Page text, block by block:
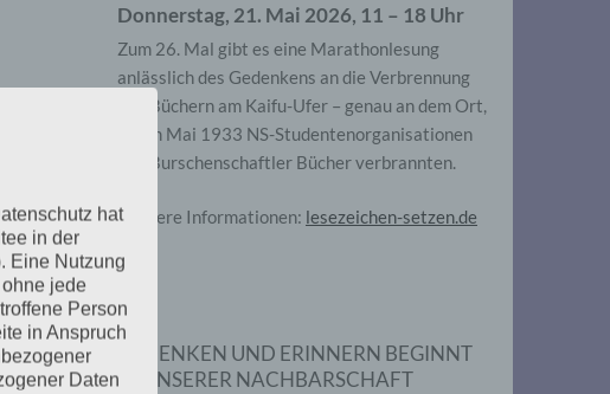
nach
...
Donnerstag, 21. Mai 2026, 11 – 18 Uhr
Zum 26. Mal gibt es eine Marathonlesung
anlässlich des Gedenkens an die Verbrennung
von Büchern am Kaifu-Ufer – genau an dem Ort,
wo im Mai 1933 NS-Studentenorganisationen
und Burschenschaftler Bücher verbrannten.
Weitere Informationen: lesezeichen-setzen.de
GEDENKEN UND ERINNERN BEGINNT
IN UNSERER NACHBARSCHAFT
hat
in der
Eine Nutzung
jede
Person
in Anspruch
Daten